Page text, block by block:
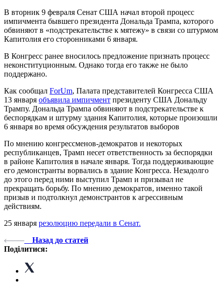
В вторник 9 февраля Сенат США начал второй процесс
импичмента бывшего президента Дональда Трампа, которого
обвиняют в «подстрекательстве к мятежу» в связи со штурмом
Капитолия его сторонниками 6 января.
В Конгресс ранее вносилось предложение признать процесс
неконституционным. Однако тогда его также не было
поддержано.
Как сообщал ForUm, Палата представителей Конгресса США
13 января объявила импичмент президенту США Дональду
Трампу. Дональда Трампа обвиняют в подстрекательстве к
беспорядкам и штурму здания Капитолия, которые произошли
6 января во время обсуждения результатов выборов
По мнению конгрессменов-демократов и некоторых
республиканцев, Трамп несет ответственность за беспорядки
в районе Капитолия в начале января. Тогда поддерживающие
его демонстранты ворвались в здание Конгресса. Незадолго
до этого перед ними выступил Трамп и призывал не
прекращать борьбу. По мнению демократов, именно такой
призыв и подтолкнул демонстрантов к агрессивным
действиям.
25 января резолюцию передали в Сенат.
Назад до статей
Поділитися: